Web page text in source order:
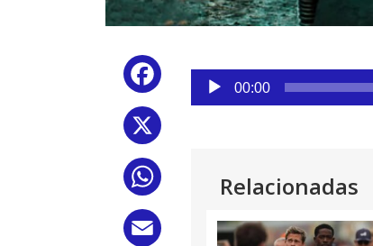
Facebook
WhatsApp
Reproductor
audio
00:00
Relacionadas